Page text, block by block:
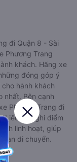
đi Quận 8 - Sài
Phương Trang
khách. Hãng xe
đóng góp ý
hành khách
nhất. Bên cạnh
Phương Trang đi
Liêu còn ghi điểm
linh hoạt, giúp
di chuyển.